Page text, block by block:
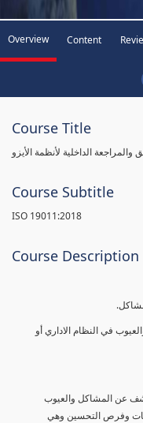
Overview Content
Course Title
والمراجعة الداخلية لأنظمة الأيزو
Course Subtitle
ISO 19011:2018
Course Description
في النظام الاداري أو
عن المشاكل والعيوب
وفرص التحسين وهي